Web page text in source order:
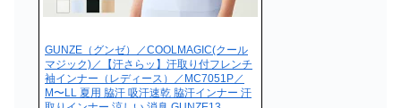
GUNZE（グンゼ）／COOLMAGIC(クール
マジック)／【汗さらッ】汗取り付フレンチ
袖インナー（レディース）／MC7051P／
M〜LL 夏用 脇汗 吸汗速乾 脇汗インナー 汗